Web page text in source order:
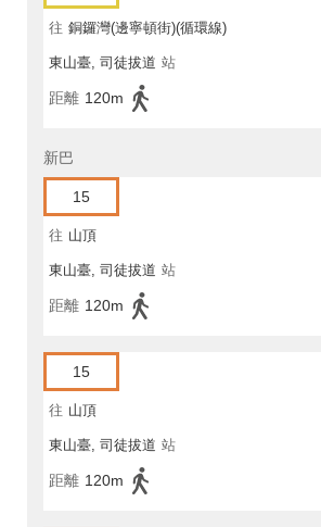
往 銅鑼灣(邊寧頓街)(循環線)
東山臺, 司徒拔道 站
距離 120m
新巴
15
往 山頂
東山臺, 司徒拔道 站
距離 120m
15
往 山頂
東山臺, 司徒拔道 站
距離 120m